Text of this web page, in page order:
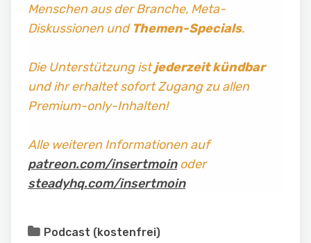
Menschen aus der Branche, Meta-
Diskussionen und Themen-Specials.
Die Unterstützung istjederzeit kündbar
und ihr erhaltet sofort Zugang zu allen
Premium-only-Inhalten!
Alle weiteren Informationen auf
patreon.com/insertmoinoder
steadyhq.com/insertmoin
Podcast (kostenfrei)